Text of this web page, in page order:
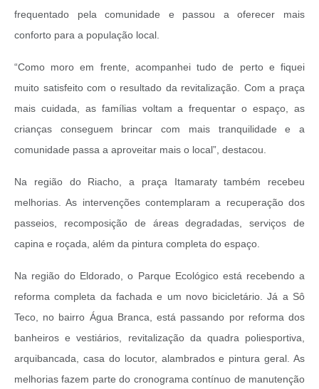
frequentado pela comunidade e passou a oferecer mais
conforto para a população local.
“Como moro em frente, acompanhei tudo de perto e fiquei
muito satisfeito com o resultado da revitalização. Com a praça
mais cuidada, as famílias voltam a frequentar o espaço, as
crianças conseguem brincar com mais tranquilidade e a
comunidade passa a aproveitar mais o local”, destacou.
Na região do Riacho, a praça Itamaraty também recebeu
melhorias. As intervenções contemplaram a recuperação dos
passeios, recomposição de áreas degradadas, serviços de
capina e roçada, além da pintura completa do espaço.
Na região do Eldorado, o Parque Ecológico está recebendo a
reforma completa da fachada e um novo bicicletário. Já a Sô
Teco, no bairro Água Branca, está passando por reforma dos
banheiros e vestiários, revitalização da quadra poliesportiva,
arquibancada, casa do locutor, alambrados e pintura geral. As
melhorias fazem parte do cronograma contínuo de manutenção